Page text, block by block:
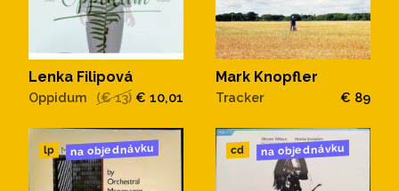
Lenka Filipová
Oppidum (€ 13) € 10,01
Mark Knopfler
Tracker € 89
lp na objednávku cd na objednávku